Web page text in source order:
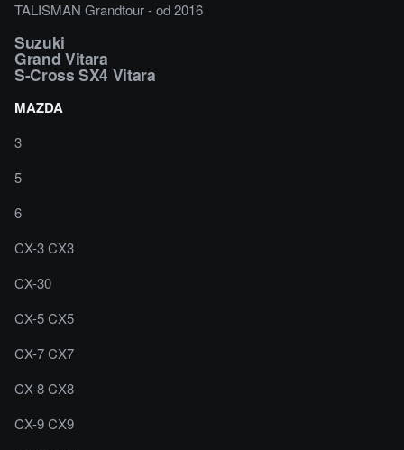
TALISMAN Grandtour - od 2016
Suzuki
Grand Vitara
S-Cross SX4 Vitara
MAZDA
3
5
6
CX-3 CX3
CX-30
CX-5 CX5
CX-7 CX7
CX-8 CX8
CX-9 CX9